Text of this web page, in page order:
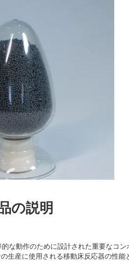
の説明
な動作のために設計された重要なコ
生産に使用される移動床反応器の性